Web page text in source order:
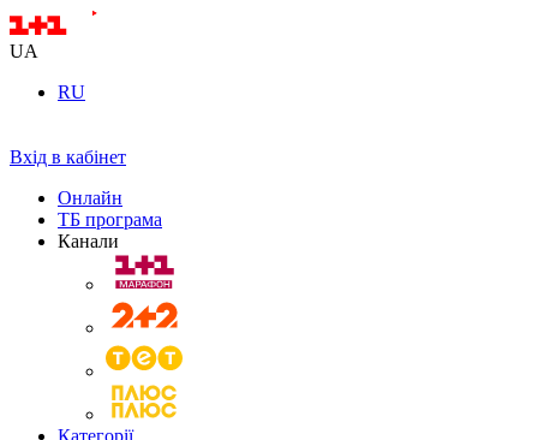
UA
RU
Вхід в кабінет
Онлайн
ТБ програма
Канали
Категорії